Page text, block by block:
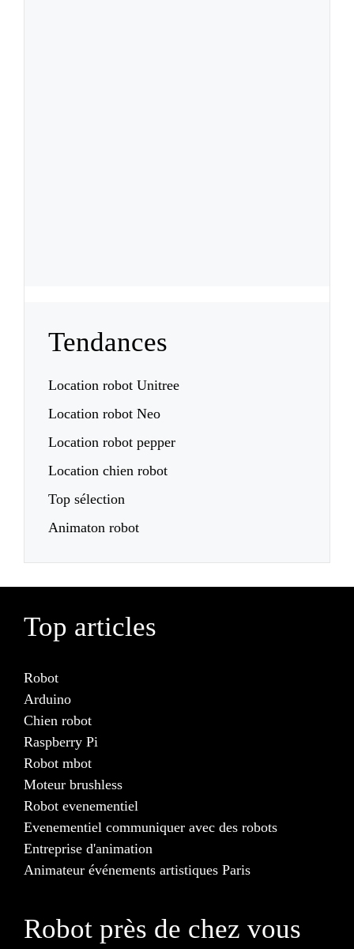
Tendances
Location robot Unitree
Location robot Neo
Location robot pepper
Location chien robot
Top sélection
Animaton robot
Top articles
Robot
Arduino
Chien robot
Raspberry Pi
Robot mbot
Moteur brushless
Robot evenementiel
Evenementiel communiquer avec des robots
Entreprise d'animation
Animateur événements artistiques Paris
Robot près de chez vous